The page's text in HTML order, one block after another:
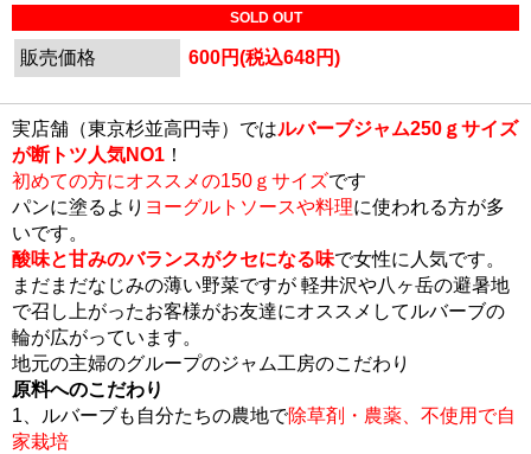
SOLD OUT
販売価格 600円(税込648円)
実店舗（東京杉並高円寺）ではルバーブジャム250ｇサイズ
が断トツ人気NO1 ！
初めての方にオススメの150ｇサイズです
パンに塗るより ヨーグルトソースや料理に使われる方が多
いです。
酸味と甘みのバランスがクセになる味で女性に人気です。
まだまだなじみの薄い野菜ですが 軽井沢や八ヶ岳の避暑地
で召し上がったお客様がお友達にオススメしてルバーブの
輪が広がっています。
地元の主婦のグループのジャム工房のこだわり
原料へのこだわり
1、ルバーブも自分たちの農地で除草剤・農薬、不使用で自
家栽培